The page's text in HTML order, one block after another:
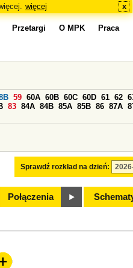
więcej x
Przetargi O MPK Praca
Sprawdź rozkład na dzień:
59 60A 60B 60C 60D 61 62
83 84A 84B 85A 85B 86 87A
Połączenia